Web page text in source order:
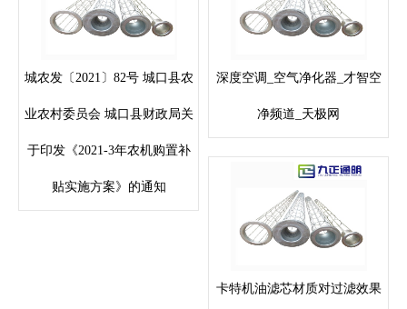
城农发〔2021〕82号 城口县农
业农村委员会 城口县财政局关
于印发《2021-3年农机购置补
贴实施方案》的通知
深度空调_空气净化器_才智空
净频道_天极网
卡特机油滤芯材质对过滤效果